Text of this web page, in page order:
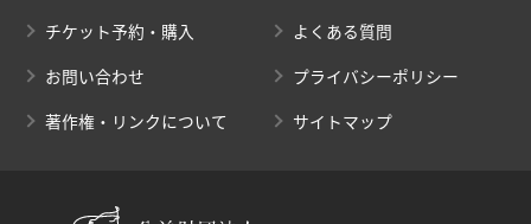
チケット予約・購入
よくある質問
お問い合わせ
プライバシーポリシー
著作権・リンクについて
サイトマップ